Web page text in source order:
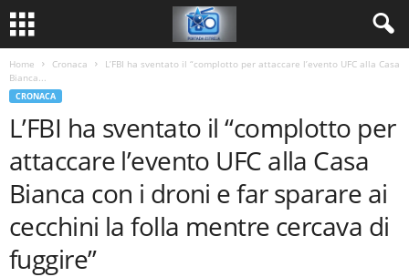
Home Cronaca
L’FBI ha sventato il “complotto per attaccare l’evento UFC alla Casa
Bianca...
CRONACA
L’FBI ha sventato il “complotto per
attaccare l’evento UFC alla Casa
Bianca con i droni e far sparare ai
cecchini la folla mentre cercava di
fuggire”